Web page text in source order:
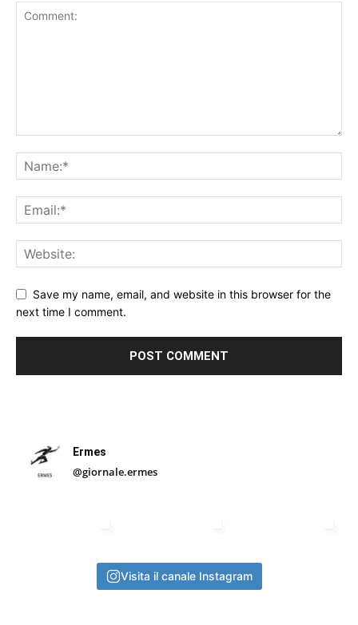
Save my name, email, and website in this browser for the
next time I comment.
Ermes
@giornale.ermes
Visita il canale Instagram